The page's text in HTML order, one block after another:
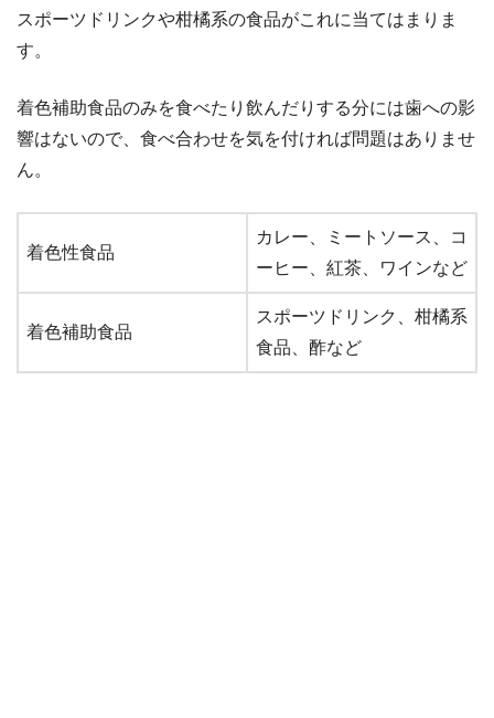
スポーツドリンクや柑橘系の食品がこれに当てはまりま
す。
着色補助食品のみを食べたり飲んだりする分には歯への影
響はないので、食べ合わせを気を付ければ問題はありませ
ん。
着色性食品
カレー、ミートソース、コ
ーヒー、紅茶、ワインなど
着色補助食品
スポーツドリンク、柑橘系
食品、酢など